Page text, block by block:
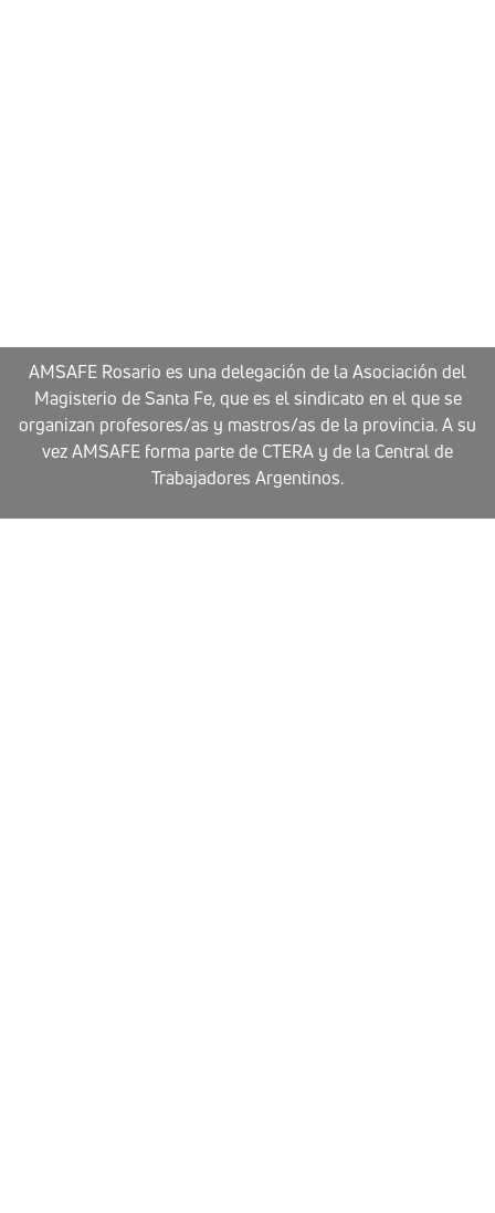
AMSAFE Rosario es una delegación de la Asociación del
Magisterio de Santa Fe, que es el sindicato en el que se
organizan profesores/as y mastros/as de la provincia. A su
vez AMSAFE forma parte de CTERA y de la Central de
Trabajadores Argentinos.